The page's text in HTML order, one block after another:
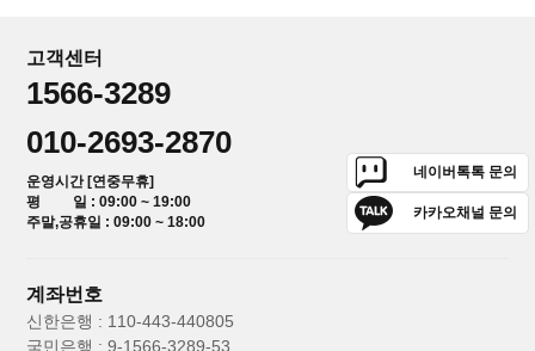
고객센터
1566-3289
010-2693-2870
운영시간 [연중무휴]
평 일 : 09:00 ~ 19:00
주말,공휴일 : 09:00 ~ 18:00
네이버톡톡 문의
카카오채널 문의
계좌번호
신한은행 : 110-443-440805
국민은행 : 9-1566-3289-53